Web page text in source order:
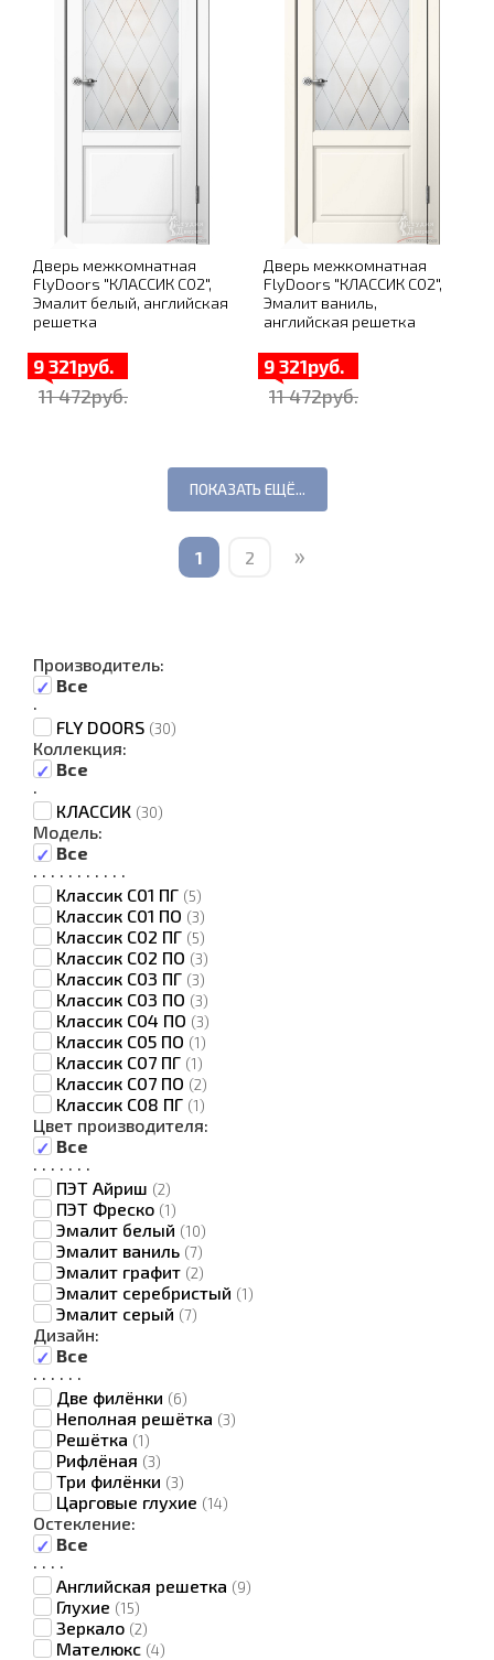
Дверь межкомнатная
FlyDoors "КЛАССИК C02",
Эмалит белый, английская
решетка
9 321руб.
11 472руб.
Дверь межкомнатная
FlyDoors "КЛАССИК C02",
Эмалит ваниль,
английская решетка
9 321руб.
11 472руб.
ПОКАЗАТЬ ЕЩЁ...
1 2 »
Производитель:
Все
·
FLY DOORS (30)
Коллекция:
Все
·
КЛАССИК (30)
Модель:
Все
·
Классик C01 ПГ (5)
·
Классик C01 ПО (3)
·
Классик C02 ПГ (5)
·
Классик C02 ПО (3)
·
Классик C03 ПГ (3)
·
Классик C03 ПО (3)
·
Классик C04 ПО (3)
·
Классик C05 ПО (1)
·
Классик C07 ПГ (1)
·
Классик C07 ПО (2)
·
Классик C08 ПГ (1)
Цвет производителя:
Все
·
ПЭТ Айриш (2)
·
ПЭТ Фреско (1)
·
Эмалит белый (10)
·
Эмалит ваниль (7)
·
Эмалит графит (2)
·
Эмалит серебристый (1)
·
Эмалит серый (7)
Дизайн:
Все
·
Две филёнки (6)
·
Неполная решётка (3)
·
Решётка (1)
·
Рифлёная (3)
·
Три филёнки (3)
·
Царговые глухие (14)
Остекление:
Все
·
Английская решетка (9)
·
Глухие (15)
·
Зеркало (2)
·
Мателюкс (4)